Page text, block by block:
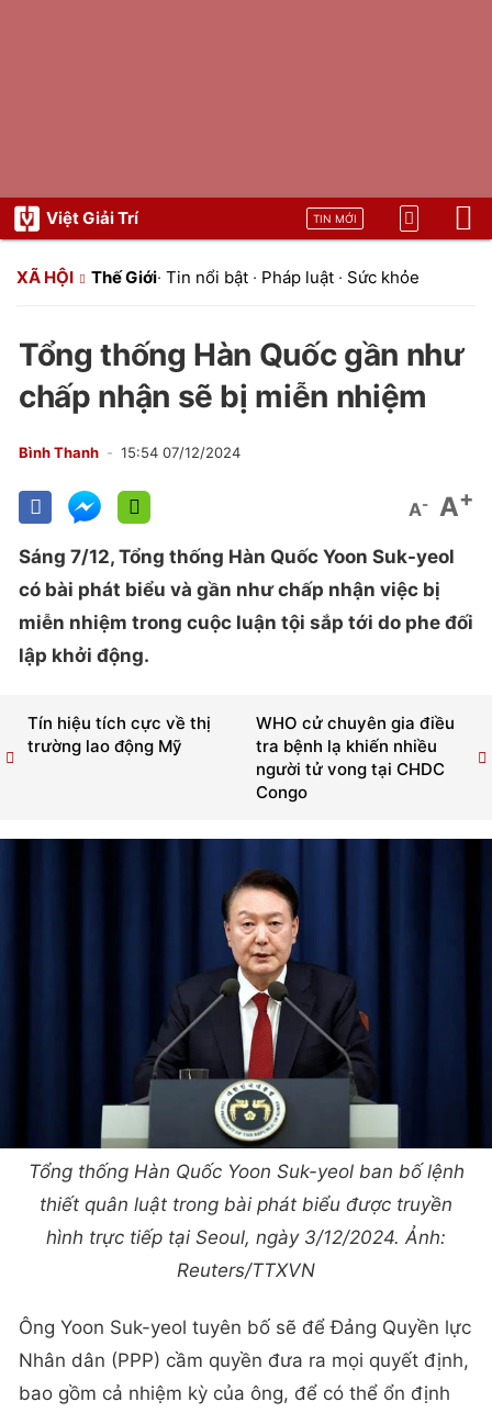
Việt Giải Trí TIN MỚI
XÃ HỘI Thế Giới· Tin nổi bật · Pháp luật · Sức khỏe
Tổng thống Hàn Quốc gần như
chấp nhận sẽ bị miễn nhiệm
Bình Thanh 15:54 07/12/2024
A- A+
Sáng 7/12, Tổng thống Hàn Quốc Yoon Suk-yeol
có bài phát biểu và gần như chấp nhận việc bị
miễn nhiệm trong cuộc luận tội sắp tới do phe đối
lập khởi động.
WHO cử chuyên gia điều
tra bệnh lạ khiến nhiều
người tử vong tại CHDC
Congo
Tín hiệu tích cực về thị
trường lao động Mỹ
Tổng thống Hàn Quốc Yoon Suk-yeol ban bố lệnh
thiết quân luật trong bài phát biểu được truyền
hình trực tiếp tại Seoul, ngày 3/12/2024. Ảnh:
Reuters/TTXVN
Ông Yoon Suk-yeol tuyên bố sẽ để Đảng Quyền lực
Nhân dân (PPP) cầm quyền đưa ra mọi quyết định,
bao gồm cả nhiệm kỳ của ông, để có thể ổn định